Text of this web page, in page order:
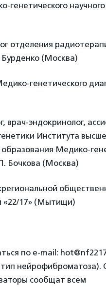
генетического
отделения
(Москва)
генетического
врач-эндокринолог,
Института
Медико-
Бочкова (Москва)
«22/17» (Мытищи)
по e-mail:
нейрофиброматоза).
сообщат всем